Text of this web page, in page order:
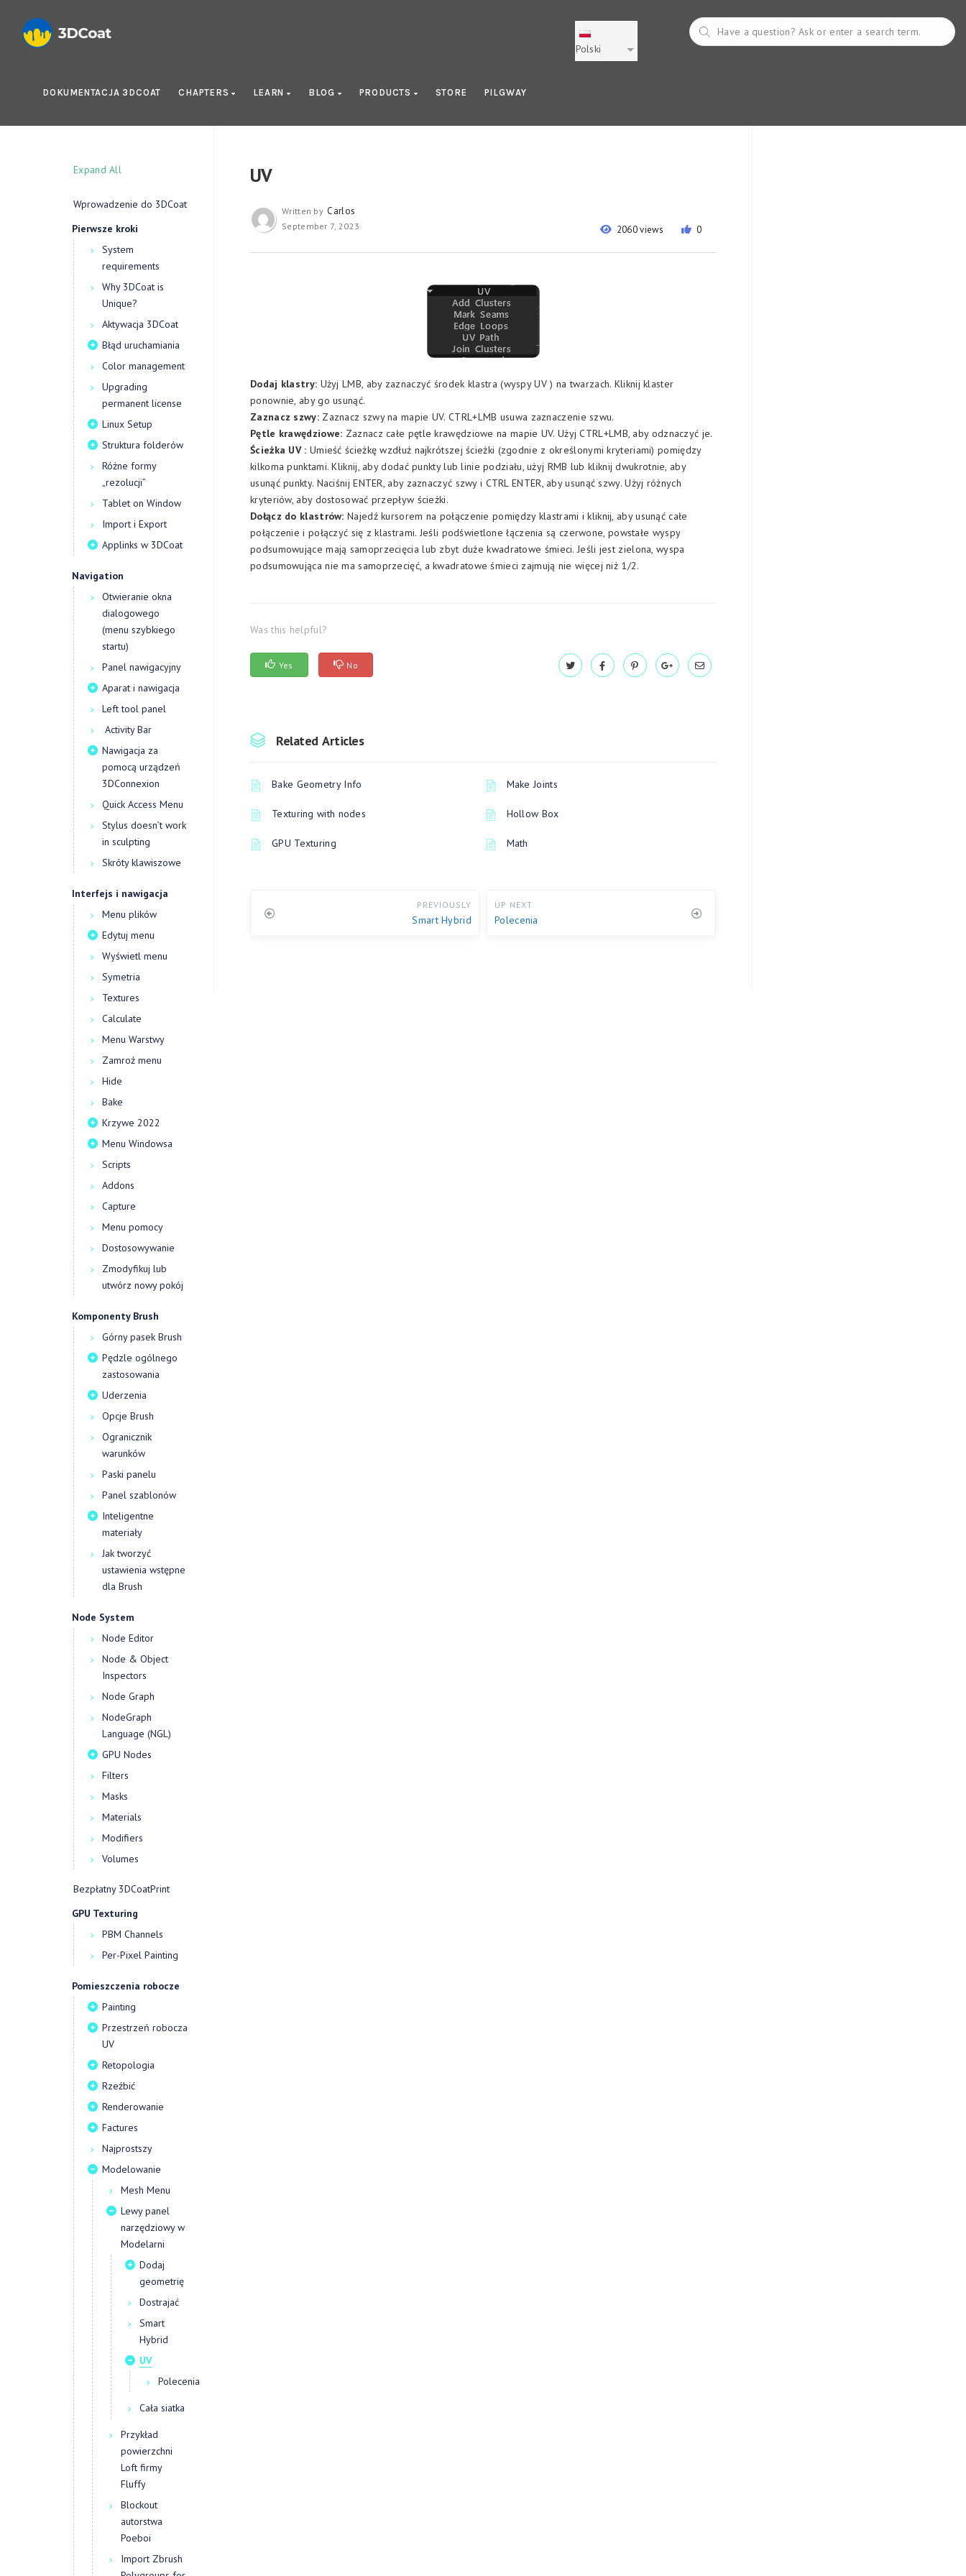
Polski
DOKUMENTACJA 3DCOAT CHAPTERS LEARN BLOG PRODUCTS STORE PILGWAY
Expand All
Wprowadzenie do 3DCoat
Pierwsze kroki
System
requirements
Why 3DCoat is
Unique?
Aktywacja 3DCoat
Błąd uruchamiania
Color management
Upgrading
permanent license
Linux Setup
Struktura folderów
Różne formy
„rezolucji”
Tablet on Window
Import i Export
Applinks w 3DCoat
Navigation
Otwieranie okna
dialogowego
(menu szybkiego
startu)
Panel nawigacyjny
Aparat i nawigacja
Left tool panel
Activity Bar
Nawigacja za
pomocą urządzeń
3DConnexion
Quick Access Menu
Stylus doesn’t work
in sculpting
Skróty klawiszowe
Interfejs i nawigacja
Menu plików
Edytuj menu
Wyświetl menu
Symetria
Textures
Calculate
Menu Warstwy
Zamroź menu
Hide
Bake
Krzywe 2022
Menu Windowsa
Scripts
Addons
Capture
Menu pomocy
Dostosowywanie
Zmodyfikuj lub
utwórz nowy pokój
Komponenty Brush
Górny pasek Brush
Pędzle ogólnego
zastosowania
Uderzenia
Opcje Brush
Ogranicznik
warunków
Paski panelu
Panel szablonów
Inteligentne
materiały
Jak tworzyć
ustawienia wstępne
dla Brush
Node System
Node Editor
Node & Object
Inspectors
Node Graph
NodeGraph
Language (NGL)
GPU Nodes
Filters
Masks
Materials
Modifiers
Volumes
Bezpłatny 3DCoatPrint
GPU Texturing
PBM Channels
Per-Pixel Painting
Pomieszczenia robocze
Painting
Przestrzeń robocza
UV
Retopologia
Rzeźbić
Renderowanie
Factures
Najprostszy
Modelowanie
Mesh Menu
Lewy panel
narzędziowy w
Modelarni
Dodaj
geometrię
Dostrajać
Smart
Hybrid
UV
Polecenia
Cała siatka
Przykład
powierzchni
Loft firmy
Fluffy
Blockout
autorstwa
Poeboi
Import Zbrush
UV
2060 views 0
Written by Carlos
September 7, 2023
Dodaj klastry: Użyj LMB, aby zaznaczyć środek klastra (wyspy UV ) na twarzach. Kliknij klaster
ponownie, aby go usunąć.
Zaznacz szwy:Zaznacz szwy na mapie UV. CTRL+LMB usuwa zaznaczenie szwu.
Pętle krawędziowe: Zaznacz całe pętle krawędziowe na mapie UV. Użyj CTRL+LMB, aby odznaczyć je.
Ścieżka UV : Umieść ścieżkę wzdłuż najkrótszej ścieżki (zgodnie z określonymi kryteriami) pomiędzy
kilkoma punktami. Kliknij, aby dodać punkty lub linie podziału, użyj RMB lub kliknij dwukrotnie, aby
usunąć punkty. Naciśnij ENTER, aby zaznaczyć szwy i CTRL ENTER, aby usunąć szwy. Użyj różnych
kryteriów, aby dostosować przepływ ścieżki.
Dołącz do klastrów: Najedź kursorem na połączenie pomiędzy klastrami i kliknij, aby usunąć całe
połączenie i połączyć się z klastrami. Jeśli podświetlone łączenia są czerwone, powstałe wyspy
podsumowujące mają samoprzecięcia lub zbyt duże kwadratowe śmieci. Jeśli jest zielona, ​​wyspa
podsumowująca nie ma samoprzecięć, a kwadratowe śmieci zajmują nie więcej niż 1/2.
Was this helpful?
Yes No
Related Articles
Bake Geometry Info Make Joints
Texturing with nodes Hollow Box
GPU Texturing Math
PREVIOUSLY
Smart Hybrid
UP NEXT
Polecenia